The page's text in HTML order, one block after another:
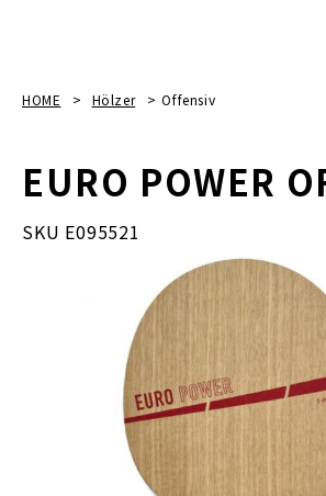
HOME Hölzer Offensiv
EURO POWER
SKU E095521